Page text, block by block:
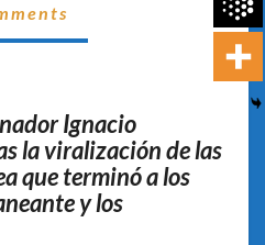
CON
UN
PLAYA
UNIÓNIgnacio
la viralización de las
que terminó a los
y los